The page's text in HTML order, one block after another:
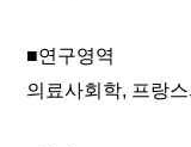
■연구영역
의료사회학, 프랑